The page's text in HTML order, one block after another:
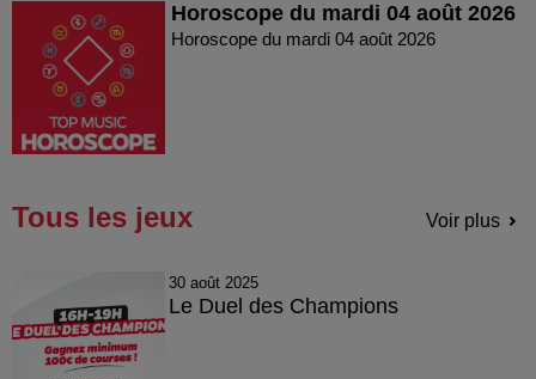
Horoscope du mardi 04 août 2026
Horoscope du mardi 04 août 2026
Tous les jeux Voir plus
30 août 2025
Le Duel des Champions